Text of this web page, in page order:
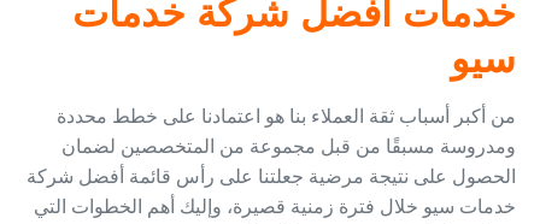
خدمات أفضل شركة خدمات
سيو
من أكبر أسباب ثقة العملاء بنا هو اعتمادنا على خطط محددة
ومدروسة مسبقًا من قبل مجموعة من المتخصصين لضمان
الحصول على نتيجة مرضية جعلتنا على رأس قائمة أفضل شركة
خدمات سيو خلال فترة زمنية قصيرة، وإليك أهم الخطوات التي